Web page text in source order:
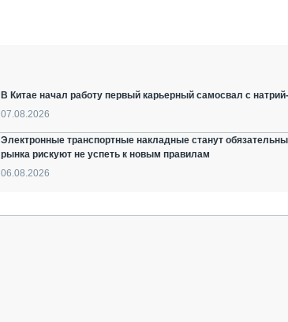
В Китае начал работу первый карьерный самосвал с
07.08.2026
Электронные транспортные накладные станут
рынка рискуют не успеть к новым правилам
06.08.2026